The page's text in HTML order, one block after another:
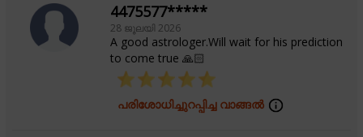
4475577*****
28 ജൂലയി 2026
A good astrologer.Will wait for his prediction
to come true 🙏🏻
പരിശോധിച്ചുറപ്പിച്ച വാങ്ങൽ